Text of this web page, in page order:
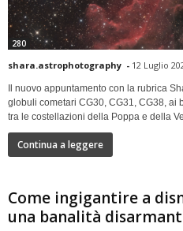
280
shara.astrophotography - 12 Luglio
Il nuovo appuntamento con la rubrica
globuli cometari CG30, CG31, CG38,
tra le costellazioni della Poppa e della
Continua a leggere
Come ingigantire a
una banalità